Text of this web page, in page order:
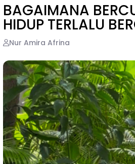
BAGAIMANA
HIDUP TERLALU
Nur Amira Afrina